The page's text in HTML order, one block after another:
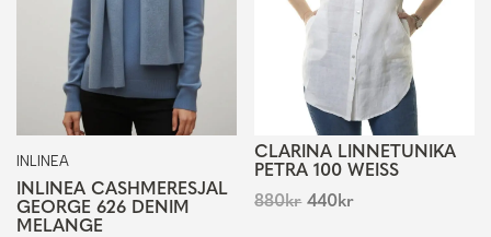
INLINEA
INLINEA CASHMERESJAL
GEORGE 626 DENIM
MELANGE
CLARINA LINNETUNIKA
PETRA 100 WEISS
880kr 440kr